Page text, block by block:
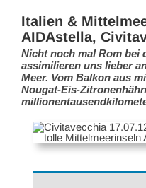
Italien &
AIDAstella,
Nicht noch mal Rom bei
assimilieren uns lieber
Meer. Vom Balkon aus
Nougat-Eis-